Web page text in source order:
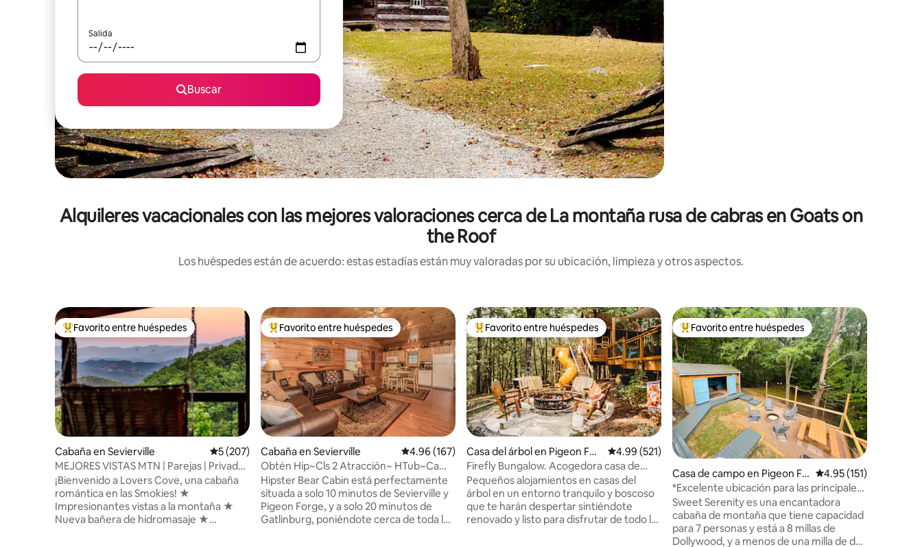
Salida
Buscar
Alquileres vacacionales con las mejores valoraciones cerca de La montaña rusa de cabras en Goats on
the Roof
Los huéspedes están de acuerdo: estas estadías están muy valoradas por su ubicación, limpieza y otros aspectos.
Favorito entre huéspedes preferido
Favorito entre huéspedes
Cabaña en Sevierville Calificación promedio: 5 de 5, 207 reseñas
5 (207)
MEJORES VISTAS MTN | Parejas | Privado |
Fogata | Romántico |
¡Bienvenido a Lovers Cove, una cabaña
romántica en las Smokies! ★
Impresionantes vistas a la montaña ★
Nueva bañera de hidromasaje ★
Favorito entre huéspedes preferido
Favorito entre huéspedes
Cabaña en Sevierville Calificación promedio: 4.96 de 5, 167 reseñas
4.96 (167)
Obtén Hip~Cls 2 Atracción~ HTub~Cama
King~¡Conducir en plano!
Hipster Bear Cabin está perfectamente
situada a solo 10 minutos de Sevierville y
Pigeon Forge, y a solo 20 minutos de
Gatlinburg, poniéndote cerca de toda la
Favorito entre huéspedes preferido
Favorito entre huéspedes
Casa del árbol en Pigeon For
ge
Calificación promedio: 4.99 de 5, 521 reseñas
4.99 (521)
Firefly Bungalow. Acogedora casa de
huéspedes en un árbol.
Pequeños alojamientos en casas del
árbol en un entorno tranquilo y boscoso
que te harán despertar sintiéndote
renovado y listo para disfrutar de todo lo
Favorito entre huéspedes preferido
Favorito entre huéspedes
Casa de campo en Pigeon Fo
rge
Calificación promedio:
4.95 (151)
*Excelente ubicación para las principales
atracciones/Cubs Den*
Sweet Serenity es una encantadora
cabaña de montaña que tiene capacidad
para 7 personas y está a 8 millas de
Dollywood, y a menos de una milla de dos